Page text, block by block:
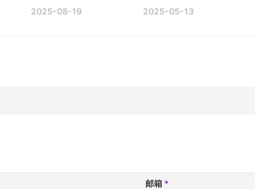
2025-08-19
2025-05-13
邮箱 *